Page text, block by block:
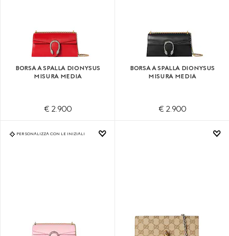
BORSA A SPALLA DIONYSUS
MISURA MEDIA
€ 2.900
BORSA A SPALLA DIONYSUS
MISURA MEDIA
€ 2.900
PERSONALIZZA CON LE INIZIALI